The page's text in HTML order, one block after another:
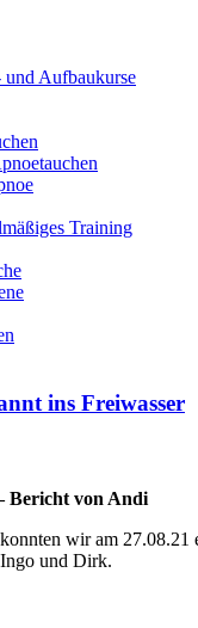
Aufbaukurse
Training
ins Freiwasser
Bericht von Andi
wir am
und Dirk.